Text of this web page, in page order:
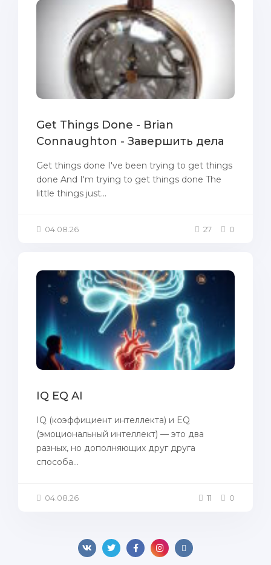
Get Things Done - Brian
Connaughton - Завершить дела
Get things done I've been trying to get things
done And I'm trying to get things done The
little things just...
04.08.26 27 0
IQ EQ AI
IQ (коэффициент интеллекта) и EQ
(эмоциональный интеллект) — это два
разных, но дополняющих друг друга
способа...
04.08.26 11 0